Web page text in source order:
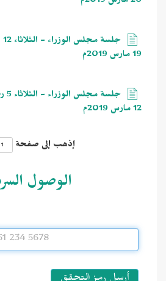
19 مارس 2019م
12 مارس 2019م
إذهب إلى صفحة
الوصول